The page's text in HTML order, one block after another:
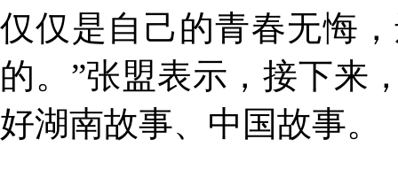
仅仅是自己的青春无悔
的。”张盟表示，接下来
好湖南故事、中国故事。